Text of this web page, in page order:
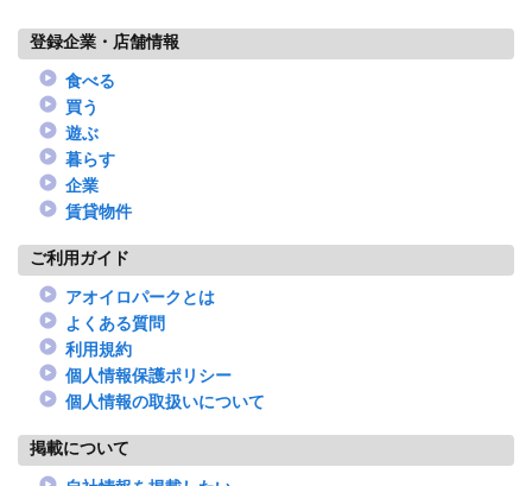
登録企業・店舗情報
食べる
買う
遊ぶ
暮らす
企業
賃貸物件
ご利用ガイド
アオイロパークとは
よくある質問
利用規約
個人情報保護ポリシー
個人情報の取扱いについて
掲載について